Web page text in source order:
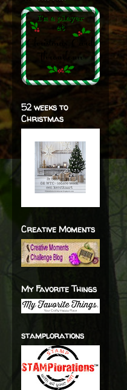
52 weeks to
Christmas
Creative Moments
My Favorite Things
stamplorations